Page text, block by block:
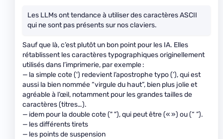
Les LLMs ont tendance à utiliser des caractères ASCII
qui ne sont pas présents sur nos claviers.
Sauf que là, c’est plutôt un bon point pour les IA. Elles
rétablissent les caractères typographiques originellement
utilisés dans l’imprimerie, par exemple :
— la simple cote (') redevient l’apostrophe typo (’), qui est
aussi la bien nommée “virgule du haut”, bien plus jolie et
agréable à l’œil, notamment pour les grandes tailles de
caractères (titres…).
— idem pour la double cote (" "), qui peut être (« ») ou (“ ”).
— les différents tirets
— les points de suspension